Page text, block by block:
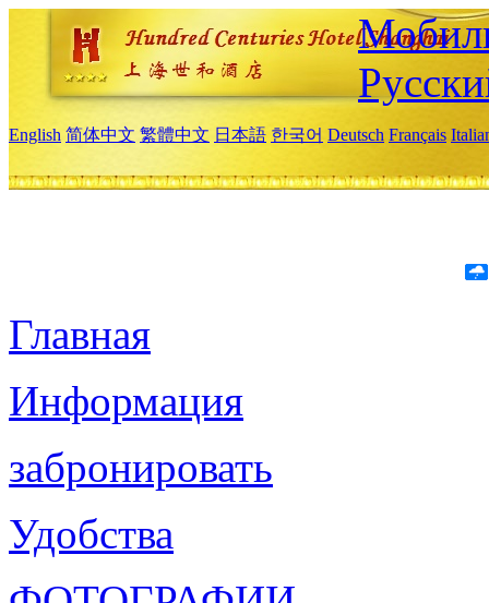
English 简体中文 繁體中文 日本語 한국어 Deutsch Français
Главная
Информация
забронировать
Удобства